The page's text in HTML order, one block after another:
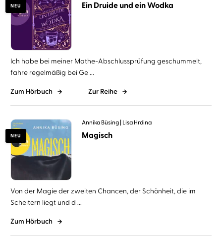
NEU Ein Druide und ein Wodka
Ich habe bei meiner Mathe-Abschlussprüfung geschummelt,
fahre regelmäßig bei Ge ...
Zum Hörbuch Zur Reihe
NEU
Annika Büsing Lisa Hrdina
Magisch
Von der Magie der zweiten Chancen, der Schönheit, die im
Scheitern liegt und d ...
Zum Hörbuch